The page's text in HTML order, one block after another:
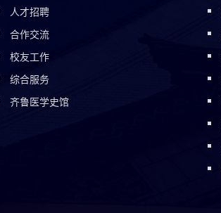
人才招聘
合作交流
校友工作
综合服务
齐鲁医学史馆